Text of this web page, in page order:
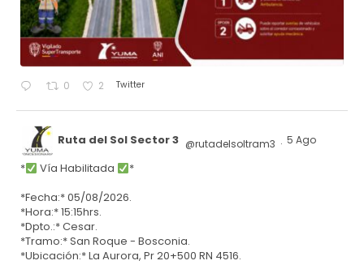
0 2 Twitter
Ruta del Sol Sector 3 @rutadelsoltram3 · 5 Ago
* Vía Habilitada
*
*Fecha:* 05/08/2026.
*Hora:* 15:15hrs.
*Dpto.:* Cesar.
*Tramo:* San Roque - Bosconia.
*Ubicación:* La Aurora, Pr 20+500 RN 4516.